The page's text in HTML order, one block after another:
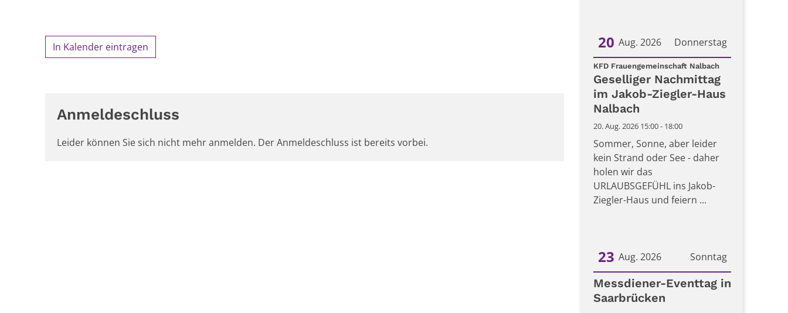
In Kalender eintragen
Anmeldeschluss
Leider können Sie sich nicht mehr anmelden. Der Anmeldeschluss ist bereits vorbei.
Donnerstag
20 Aug. 2026
Datum: 20. August 2026
KFD Frauengemeinschaft Nalbach:
Geselliger Nachmittag
im Jakob-Ziegler-Haus
Nalbach
20. Aug. 2026 15:00 - 18:00
Sommer, Sonne, aber leider
kein Strand oder See - daher
holen wir das
URLAUBSGEFÜHL ins Jakob-
Ziegler-Haus und feiern ...
Sonntag
23 Aug. 2026
Datum: 23. August 2026
Messdiener-Eventtag in
Saarbrücken